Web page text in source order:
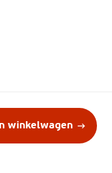
winkelwagen